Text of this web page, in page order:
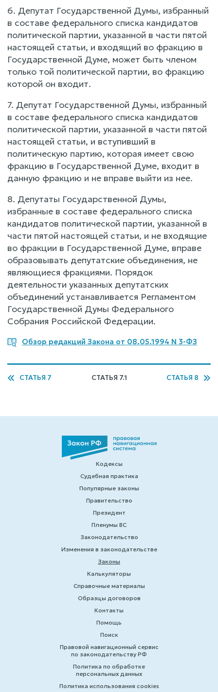
6. Депутат Государственной Думы, избранный
в составе федерального списка кандидатов
политической партии, указанной в части пятой
настоящей статьи, и входящий во фракцию в
Государственной Думе, может быть членом
только той политической партии, во фракцию
которой он входит.
7. Депутат Государственной Думы, избранный
в составе федерального списка кандидатов
политической партии, указанной в части пятой
настоящей статьи, и вступивший в
политическую партию, которая имеет свою
фракцию в Государственной Думе, входит в
данную фракцию и не вправе выйти из нее.
8. Депутаты Государственной Думы,
избранные в составе федерального списка
кандидатов политической партии, указанной в
части пятой настоящей статьи, и не входящие
во фракции в Государственной Думе, вправе
образовывать депутатские объединения, не
являющиеся фракциями. Порядок
деятельности указанных депутатских
объединений устанавливается Регламентом
Государственной Думы Федерального
Собрания Российской Федерации.
Обзор редакций Закона от 08.05.1994 N 3-ФЗ
СТАТЬЯ 7 СТАТЬЯ 7.1 СТАТЬЯ 8
Кодексы
Судебная практика
Популярные законы
Правительство
Президент
Пленумы ВС
Законодательство
Изменения в законодательстве
Законы
Калькуляторы
Справочные материалы
Образцы договоров
Контакты
Помощь
Поиск
Правовой навигационный сервис
по законодательству РФ
Политика по обработке
персональных данных
Политика использования cookies